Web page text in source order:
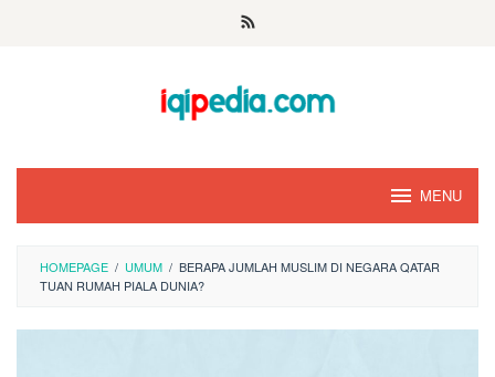
MENU
HOMEPAGE / UMUM / BERAPA JUMLAH MUSLIM DI NEGARA QATAR
TUAN RUMAH PIALA DUNIA?